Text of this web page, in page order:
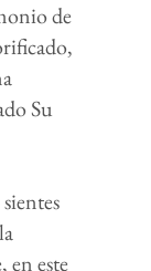
de
Su
en este